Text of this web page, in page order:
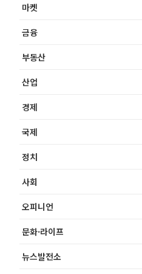
마켓
금융
부동산
산업
경제
국제
정치
사회
오피니언
문화·라이프
뉴스발전소